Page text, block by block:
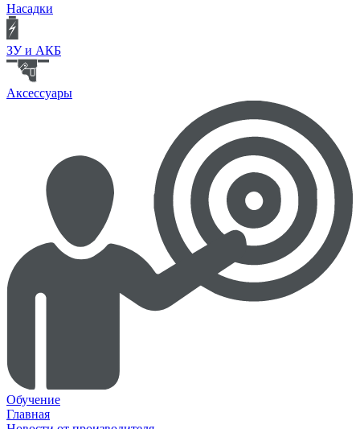
Насадки
ЗУ и АКБ
Аксессуары
Обучение
Главная